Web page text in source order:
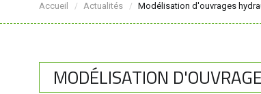
Accueil / Actualités / Modélisation d'ouvrages
MODÉLISATION